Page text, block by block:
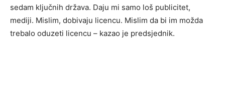
sedam ključnih država. Daju mi samo loš publicitet,
mediji. Mislim, dobivaju licencu. Mislim da bi im možda
trebalo oduzeti licencu – kazao je predsjednik.